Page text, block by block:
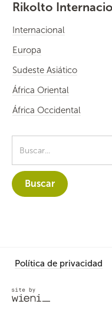
Rikolto
Internacional
Europa
Sudeste Asiático
África Oriental
África Occidental
Política de privacidad